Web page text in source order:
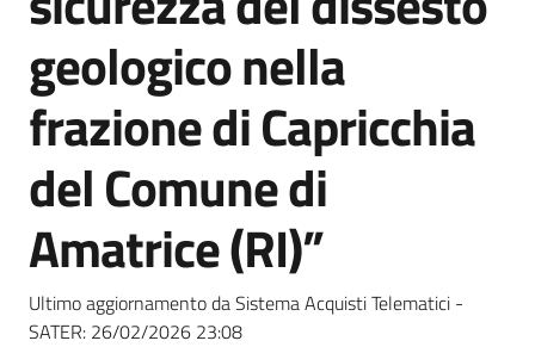
di
Supporto
Piattaforme
telematiche
geologico nella
frazione di Capricchia
del Comune di
Amatrice (RI)”
Ultimo aggiornamento da Sistema Acquisti Telematici -
SATER: 26/02/2026 23:08